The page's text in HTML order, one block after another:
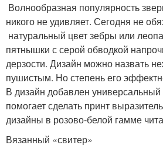
Волнообразная популярность
никого не удивляет. Сегодня не
натуральный цвет зебры или
пятнышки с серой обводкой
дерзости. Дизайн можно назвать
пушистым. Но степень его
В дизайн добавлен
помогает сделать принт
дизайны в розово-белой гамме
Вязанный «свитер»